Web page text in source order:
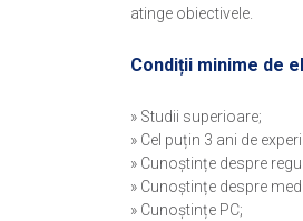
atinge obiectivele.
Condiții minime de
» Studii superioare;
» Cel puțin 3 ani de
» Cunoștințe despre
» Cunoștințe despre
» Cunoștințe PC;